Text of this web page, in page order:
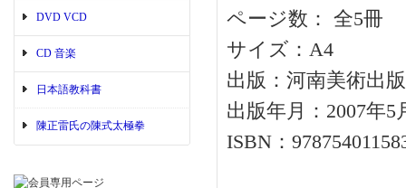
DVD VCD
CD 音楽
日本語教科書
陳正雷氏の陳式太極拳
ページ数： 全5冊
サイズ：A4
出版：河南美術出
出版年月：2007年5
ISBN：